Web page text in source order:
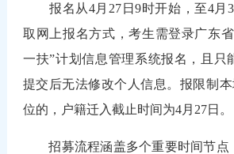
报名从4月27日9时开始，至4月
取网上报名方式，考生需登录广东
一扶”计划信息管理系统报名，且只
提交后无法修改个人信息。报限制
位的，户籍迁入截止时间为4月27日。
招募流程涵盖多个重要时间节点